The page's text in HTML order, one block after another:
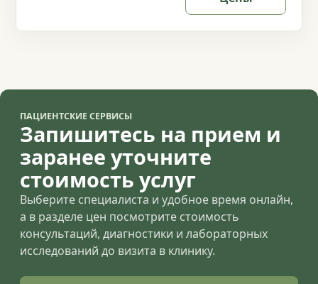
ПАЦИЕНТСКИЕ СЕРВИСЫ
Запишитесь на прием и
заранее уточните
стоимость услуг
Выберите специалиста и удобное время онлайн,
а в разделе цен посмотрите стоимость
консультаций, диагностики и лабораторных
исследований до визита в клинику.